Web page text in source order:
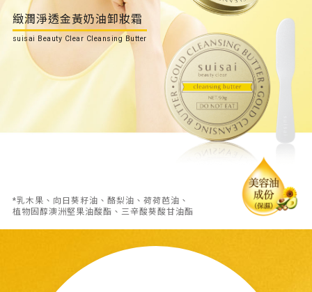
緻潤淨透金黃奶油卸妝霜
suisai Beauty Clear Cleansing Butter
*乳木果、向日葵籽油、酪梨油、荷荷芭油、
植物固醇澳洲堅果油酸酯、三辛酸葵酸甘油酯